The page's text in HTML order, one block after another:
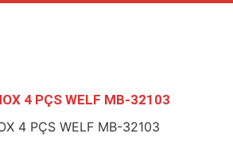
4 PÇS WELF MB-32103
4 PÇS WELF MB-32103